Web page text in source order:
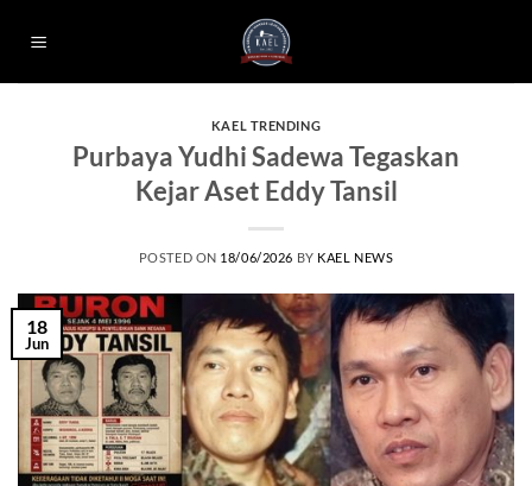
KAEL TRENDING
Purbaya Yudhi Sadewa Tegaskan
Kejar Aset Eddy Tansil
POSTED ON 18/06/2026 BY KAEL NEWS
18
Jun